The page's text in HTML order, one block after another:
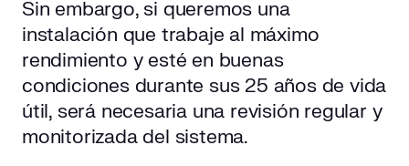
Sin embargo, si queremos una
instalación que trabaje al máximo
rendimiento y esté en buenas
condiciones durante sus 25 años de vida
útil, será necesaria una revisión regular y
monitorizada del sistema.